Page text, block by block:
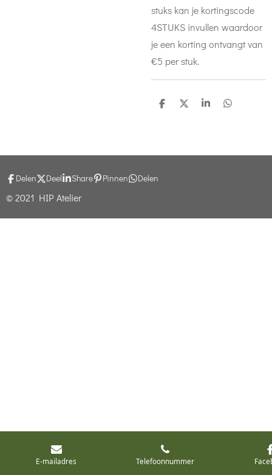
stuks kan je kortingscode
4STUKS invullen waardoor
je een korting ontvangt van
€5 per stuk.
D
D
S
D
Delen Deel Share Pinnen Delen
© 2021 HIP Atelier
E-mailadres Telefoonnummer